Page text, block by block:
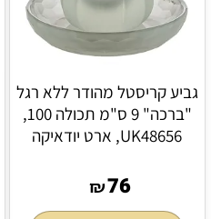
גביע קריסטל מהודר ללא רגל
"ברכה" 9 ס"מ תכולה 100,
UK48656, ארט יודאיקה
₪76